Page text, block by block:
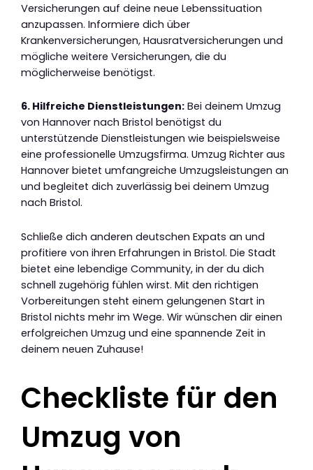
Versicherungen auf deine neue Lebenssituation
anzupassen. Informiere dich über
Krankenversicherungen, Hausratversicherungen und
mögliche weitere Versicherungen, die du
möglicherweise benötigst.
6. Hilfreiche Dienstleistungen: Bei deinem Umzug
von Hannover nach Bristol benötigst du
unterstützende Dienstleistungen wie beispielsweise
eine professionelle Umzugsfirma. Umzug Richter aus
Hannover bietet umfangreiche Umzugsleistungen an
und begleitet dich zuverlässig bei deinem Umzug
nach Bristol.
Schließe dich anderen deutschen Expats an und
profitiere von ihren Erfahrungen in Bristol. Die Stadt
bietet eine lebendige Community, in der du dich
schnell zugehörig fühlen wirst. Mit den richtigen
Vorbereitungen steht einem gelungenen Start in
Bristol nichts mehr im Wege. Wir wünschen dir einen
erfolgreichen Umzug und eine spannende Zeit in
deinem neuen Zuhause!
Checkliste für den
Umzug von